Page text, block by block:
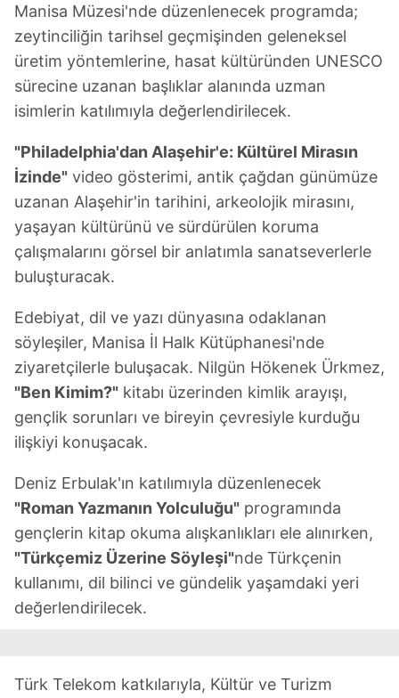
Manisa Müzesi'nde düzenlenecek programda;
zeytinciliğin tarihsel geçmişinden geleneksel
üretim yöntemlerine, hasat kültüründen UNESCO
sürecine uzanan başlıklar alanında uzman
isimlerin katılımıyla değerlendirilecek.
"Philadelphia'dan Alaşehir'e: Kültürel Mirasın
İzinde" video gösterimi, antik çağdan günümüze
uzanan Alaşehir'in tarihini, arkeolojik mirasını,
yaşayan kültürünü ve sürdürülen koruma
çalışmalarını görsel bir anlatımla sanatseverlerle
buluşturacak.
Edebiyat, dil ve yazı dünyasına odaklanan
söyleşiler, Manisa İl Halk Kütüphanesi'nde
ziyaretçilerle buluşacak. Nilgün Hökenek Ürkmez,
"Ben Kimim?" kitabı üzerinden kimlik arayışı,
gençlik sorunları ve bireyin çevresiyle kurduğu
ilişkiyi konuşacak.
Deniz Erbulak'ın katılımıyla düzenlenecek
"Roman Yazmanın Yolculuğu" programında
gençlerin kitap okuma alışkanlıkları ele alınırken,
"Türkçemiz Üzerine Söyleşi"nde Türkçenin
kullanımı, dil bilinci ve gündelik yaşamdaki yeri
değerlendirilecek.
Türk Telekom katkılarıyla, Kültür ve Turizm